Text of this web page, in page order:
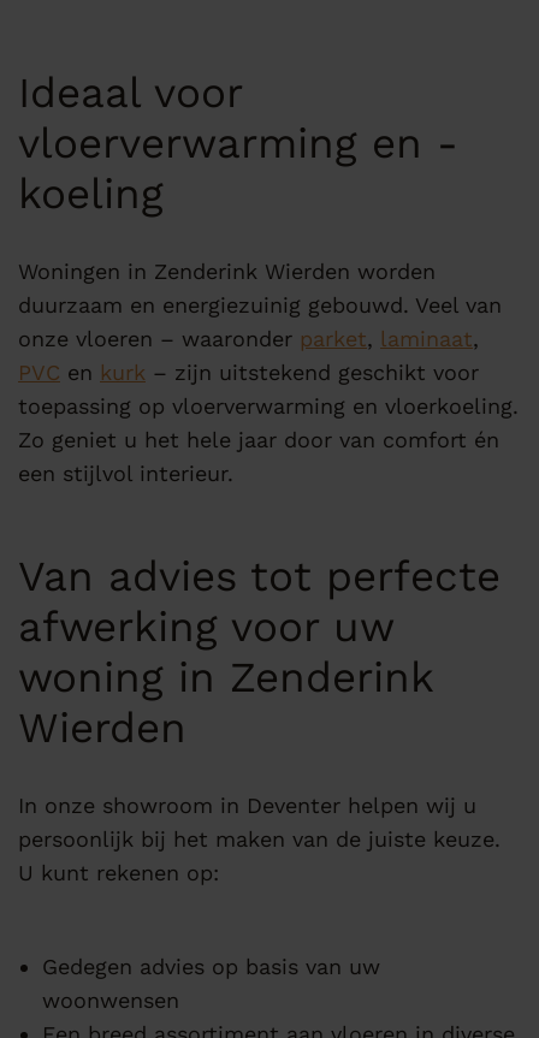
Ideaal voor
vloerverwarming en -
koeling
Woningen in Zenderink Wierden worden
duurzaam en energiezuinig gebouwd. Veel van
onze vloeren – waaronder parket, laminaat,
PVC en kurk – zijn uitstekend geschikt voor
toepassing op vloerverwarming en vloerkoeling.
Zo geniet u het hele jaar door van comfort én
een stijlvol interieur.
Van advies tot perfecte
afwerking voor uw
woning in Zenderink
Wierden
In onze showroom in Deventer helpen wij u
persoonlijk bij het maken van de juiste keuze.
U kunt rekenen op:
Gedegen advies op basis van uw
woonwensen